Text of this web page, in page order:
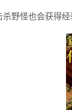
杀野怪也会获得